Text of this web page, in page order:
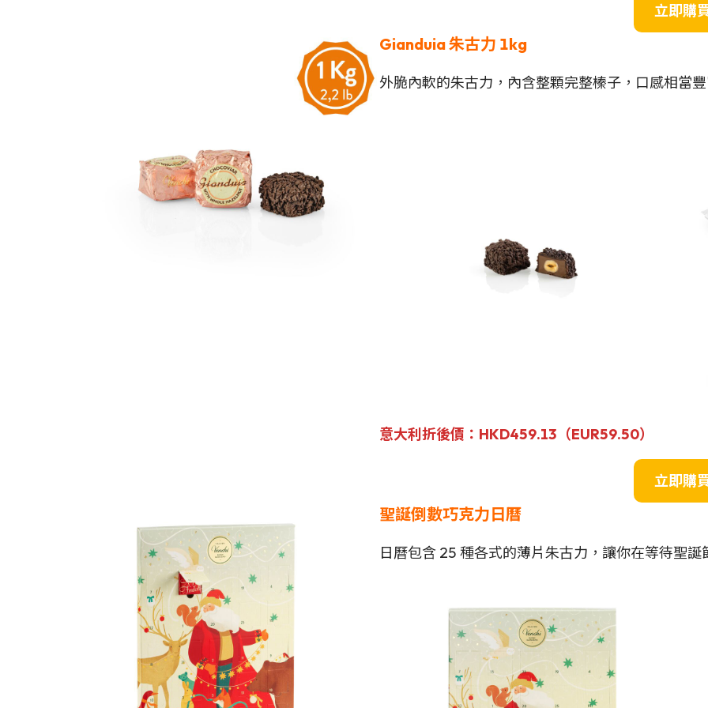
立即購
Gianduia朱古力 1kg
外脆內軟的朱古力，內含整顆完整榛子，口感相當
意大利折後價 ：HKD459.13（EUR59.50）
立即購
聖誕倒數巧克力日曆
日曆包含 25 種各式的薄片朱古力，讓你在等待聖